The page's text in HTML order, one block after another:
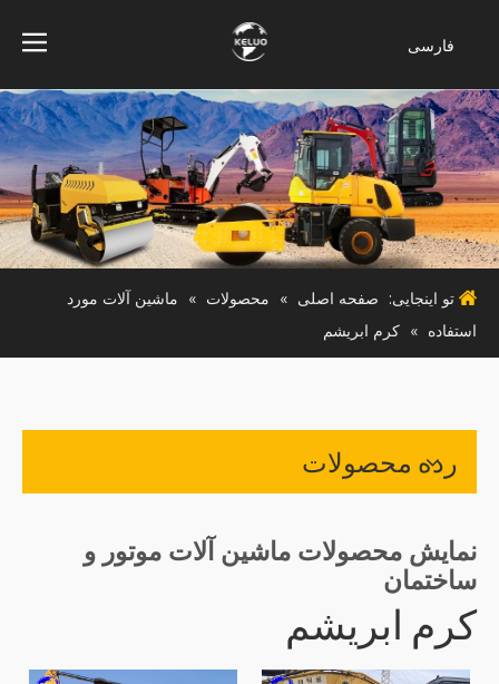
فارسی
indonesia
Türk dili
ไทย
Italiano
Deutsch
Português
Español
Pусский
تو اینجایی: صفحه اصلی » محصولات » ماشین آلات مورد
استفاده » کرم ابریشم
رده محصولات
نمایش محصولات ماشین آلات موتور و
ساختمان
کرم ابریشم